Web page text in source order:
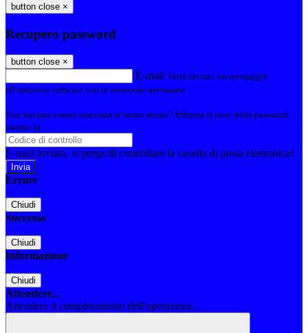
button close ×
Recupero password
button close ×
E-mail Verrà inviato un messaggio
all'indirizzo indicato con le istruzioni necessarie.
Non hai una e-mail associata al nome utente? Effettua il reset della password
tramite la
E-mail inviata, si prega di controllare la casella di posta elettronica!
Errore
Chiudi
Successo
Chiudi
Informazione
Chiudi
Attendere...
Attendere il completamento dell'operazione...